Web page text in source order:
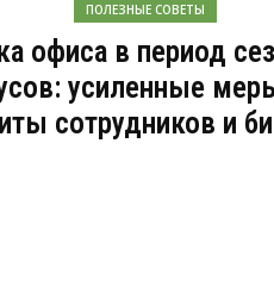
ПОЛЕЗНЫЕ СОВЕТЫ
офиса в период
усиленные
сотрудников и